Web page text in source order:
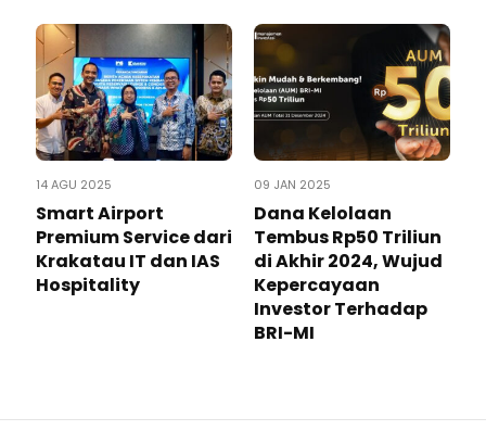
14 AGU 2025
Smart Airport
Premium Service dari
Krakatau IT dan IAS
Hospitality
09 JAN 2025
Dana Kelolaan
Tembus Rp50 Triliun
di Akhir 2024, Wujud
Kepercayaan
Investor Terhadap
BRI-MI